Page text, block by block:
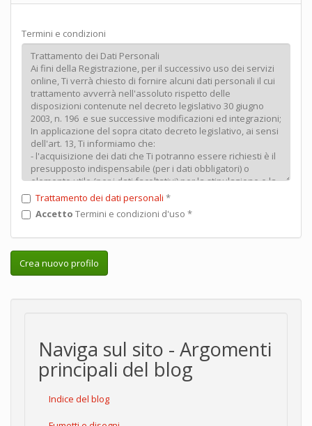
Termini e condizioni
Trattamento dei dati personali *
Accetto Termini e condizioni d'uso *
Crea nuovo profilo
Naviga sul sito - Argomenti
principali del blog
Indice del blog